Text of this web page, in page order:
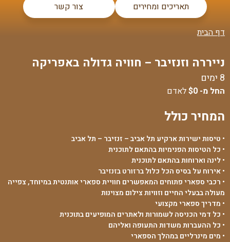
תאריכים ומחירים צור קשר
דף הבית
נייררה וזנזיבר – חוויה גדולה באפריקה
8 ימים
החל מ- $0לאדם
המחיר כולל
• טיסות ישירות ארקיע תל אביב – זנזיבר – תל אביב
• כל הטיסות הפנימיות בהתאם לתוכנית
• לינה וארוחות בהתאם לתוכנית
• אירוח על בסיס הכל כלול ברזורט בזנזיבר
• רכבי ספארי פתוחים המאפשרים חוויית ספארי אותנטית במיוחד, צפייה
מעולה בבעלי החיים וזוויות צילום מצוינות
• מדריך ספארי מקצועי
• כל דמי הכניסה לשמורות ולאתרים המופיעים בתוכנית
• כל ההעברות משדות התעופה ואליהם
• מים מינרליים במהלך הספארי